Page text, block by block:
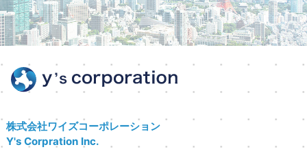
株式会社ワイズコーポレーション
Y's Corpration Inc.